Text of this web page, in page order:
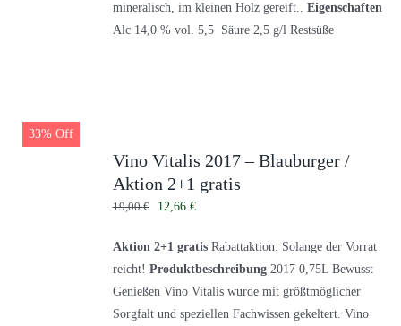
mineralisch, im kleinen Holz gereift.. Eigenschaften
Alc 14,0 % vol. 5,5 Säure 2,5 g/l Restsüße
33% Off
Vino Vitalis 2017 – Blauburger /
Aktion 2+1 gratis
19,00€
Ursprünglicher
war:
19,00 €
12,66 €Aktueller
ist:
12,66 €.
Aktion 2+1 gratisRabattaktion: Solange der Vorrat
reicht! Produktbeschreibung2017 0,75L Bewusst
Genießen Vino Vitalis wurde mit größtmöglicher
Sorgfalt und speziellen Fachwissen gekeltert. Vino